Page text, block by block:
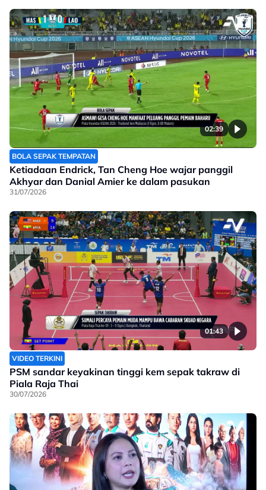
02:39
BOLA SEPAK TEMPATAN
Ketiadaan Endrick, Tan Cheng Hoe wajar panggil
Akhyar dan Danial Amier ke dalam pasukan
31/07/2026
01:43
VIDEO TERKINI
PSM sandar keyakinan tinggi kem sepak takraw di
Piala Raja Thai
30/07/2026